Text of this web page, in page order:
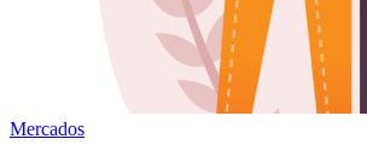
Mercados